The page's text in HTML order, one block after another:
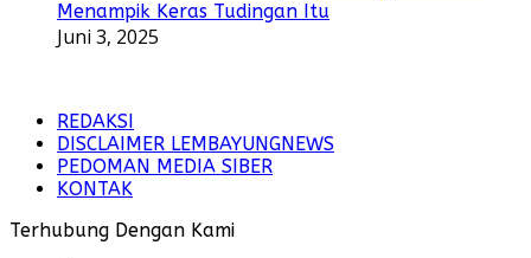
Menampik Keras Tudingan Itu
Juni 3, 2025
REDAKSI
DISCLAIMER LEMBAYUNGNEWS
PEDOMAN MEDIA SIBER
KONTAK
Terhubung Dengan Kami